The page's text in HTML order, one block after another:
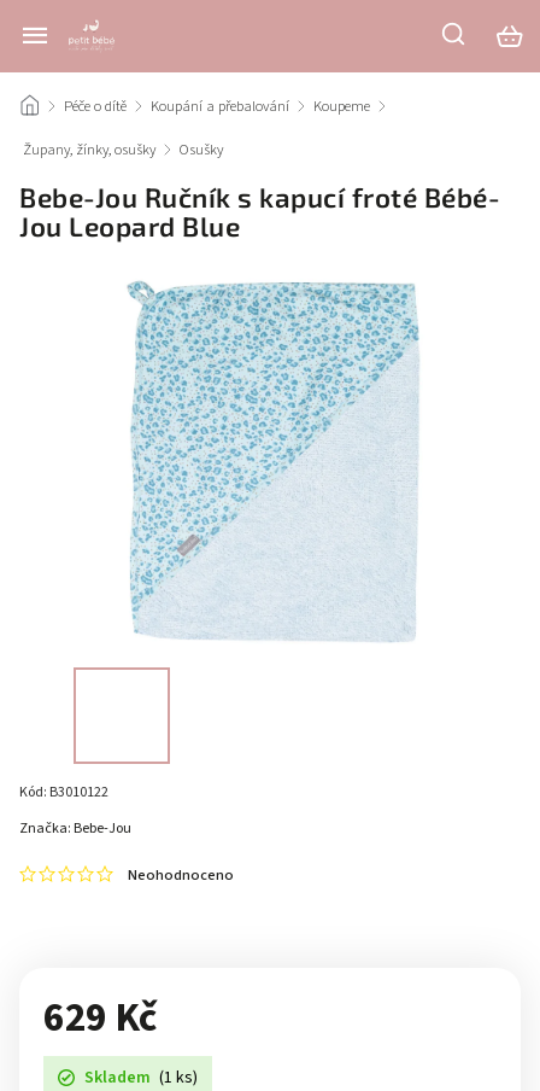
/ Péče o dítě / Koupání a přebalování / Koupeme /
Župany, žínky, osušky / Osušky
Bebe-Jou Ručník s kapucí froté Bébé-
Jou Leopard Blue
Kód: B3010122
Neohodnoceno
Značka: Bebe-Jou
629 Kč
Skladem (1 ks)